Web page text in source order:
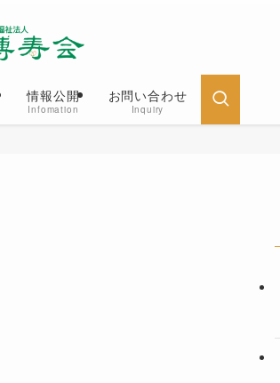
情報公開
Infomation
お問い合わせ
Inquiry